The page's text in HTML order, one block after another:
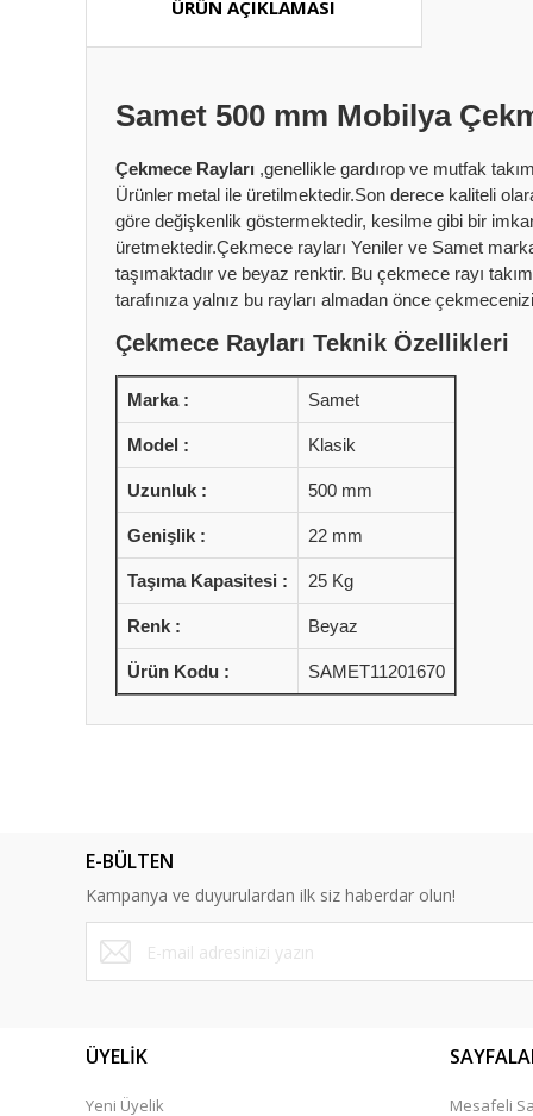
ÜRÜN AÇIKLAMASI
Samet 500 mm Mobilya
Çekmece Rayları ,genellikle gardırop ve mutfak
Ürünler metal ile üretilmektedir.Son derece kaliteli
göre değişkenlik göstermektedir, kesilme gibi bir
üretmektedir.Çekmece rayları Yeniler ve Samet
taşımaktadır ve beyaz renktir. Bu çekmece rayı
tarafınıza yalnız bu rayları almadan önce
Çekmece Rayları Teknik Özellikleri
Marka : Samet
Model : Klasik
Uzunluk : 500 mm
Genişlik : 22 mm
Taşıma Kapasitesi : 25 Kg
Renk : Beyaz
Ürün Kodu : SAMET11201670
Ürün bilgilerinde hatalar bulunuyor.
Ürün fiyatı diğer sitelerden daha pahalı.
Bu ürüne benzer farklı alternatifler olmalı.
E-BÜLTEN
Kampanya ve duyurulardan ilk siz haberdar olun!
ÜYELİK
Yeni Üyelik
Mesafeli